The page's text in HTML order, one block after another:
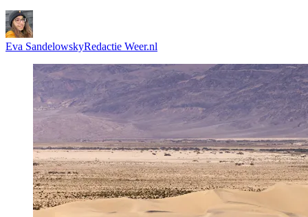
Eva SandelowskyRedactie Weer.nl